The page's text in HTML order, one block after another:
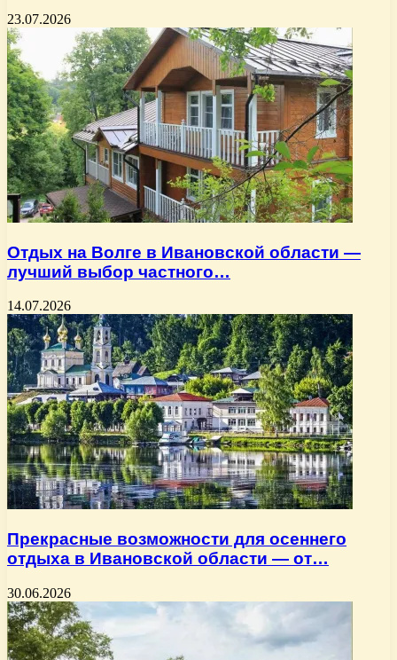
23.07.2026
Отдых на Волге в Ивановской области —
лучший выбор частного…
14.07.2026
Прекрасные возможности для осеннего
отдыха в Ивановской области — от…
30.06.2026